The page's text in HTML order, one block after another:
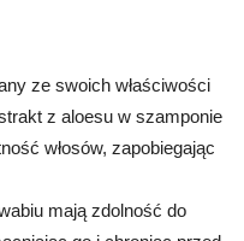
ze swoich właściwości
z aloesu w szamponie
włosów, zapobiegając
mają zdolność do